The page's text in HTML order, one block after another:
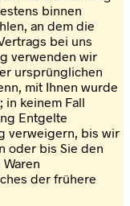
binnen
an dem die
bei uns
verwenden wir
ursprünglichen
mit Ihnen wurde
in keinem Fall
Entgelte
verweigern, bis wir
oder bis Sie den
der frühere